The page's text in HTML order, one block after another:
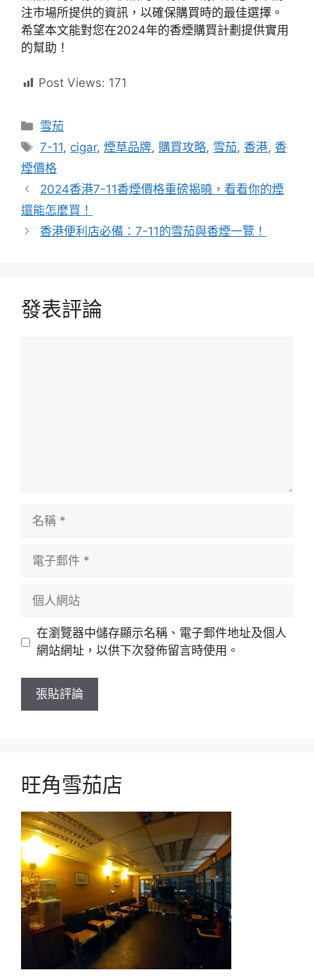
注市場所提供的資訊，以確保購買時的最佳選擇。
希望本文能對您在2024年的香煙購買計劃提供實用
的幫助！
Post Views: 171
分
類
雪茄
標
籤
7-11, cigar,煙草品牌, 購買攻略, 雪茄, 香港, 香
煙價格
2024香港7-11香煙價格重磅揭曉，看看你的煙
還能怎麼買！
香港便利店必備：7-11的雪茄與香煙一覽！
發表評論
站
在瀏覽器中儲存顯示名稱、電子郵件地址及個人
網站網址，以供下次發佈留言時使用。
旺角雪茄店